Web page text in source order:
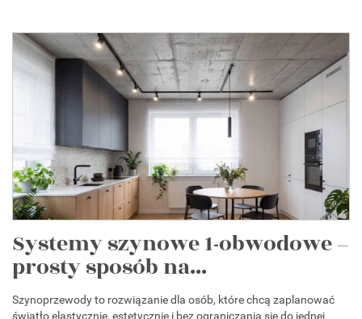
Systemy szynowe 1-obwodowe –
prosty sposób na...
Szynoprzewody to rozwiązanie dla osób, które chcą zaplanować
światło elastycznie, estetycznie i bez ograniczania się do jednej